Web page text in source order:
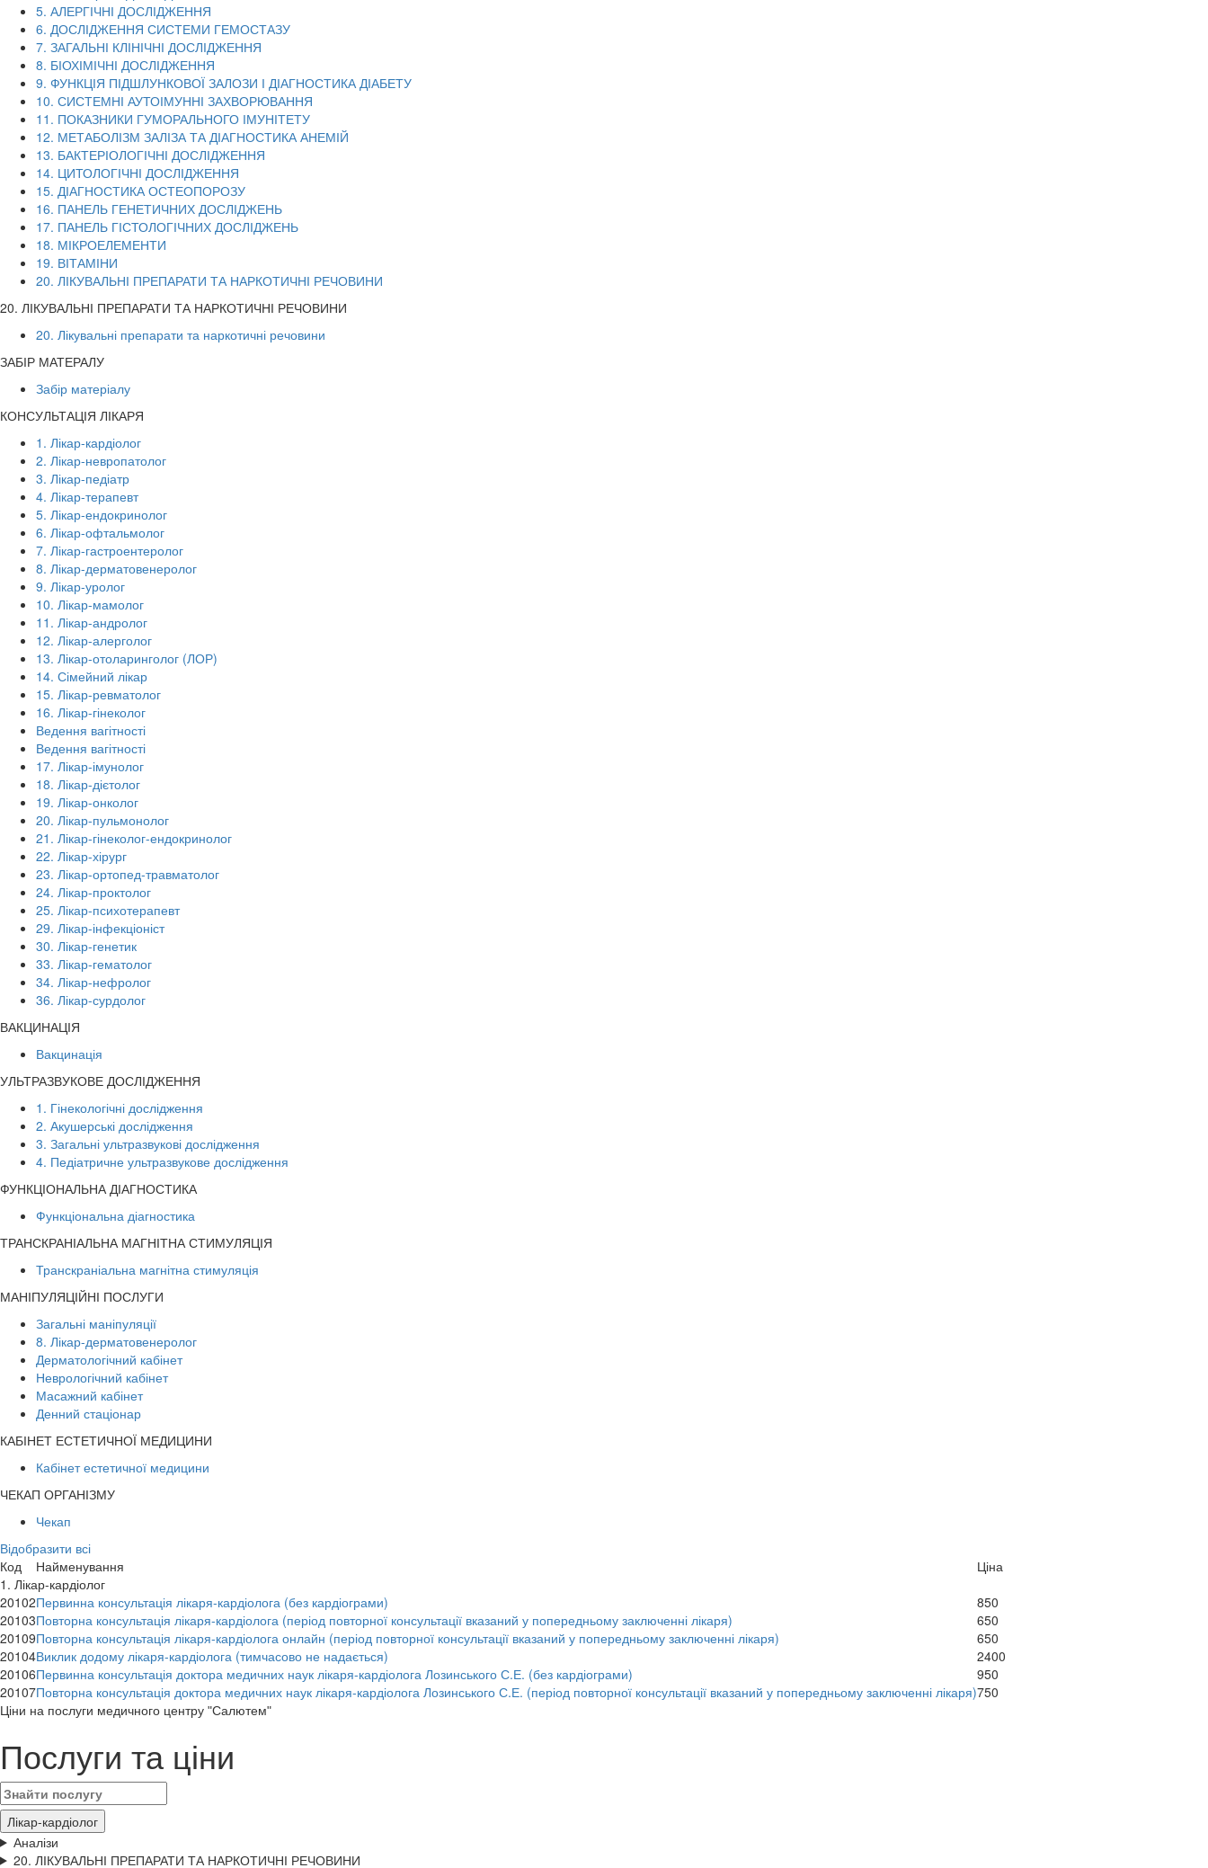
5. АЛЕРГІЧНІ ДОСЛІДЖЕННЯ
6. ДОСЛІДЖЕННЯ СИСТЕМИ ГЕМОСТАЗУ
7. ЗАГАЛЬНІ КЛІНІЧНІ ДОСЛІДЖЕННЯ
8. БІОХІМІЧНІ ДОСЛІДЖЕННЯ
9. ФУНКЦІЯ ПІДШЛУНКОВОЇ ЗАЛОЗИ І ДІАГНОСТИКА ДІАБЕТУ
10. СИСТЕМНІ АУТОІМУННІ ЗАХВОРЮВАННЯ
11. ПОКАЗНИКИ ГУМОРАЛЬНОГО ІМУНІТЕТУ
12. МЕТАБОЛІЗМ ЗАЛІЗА ТА ДІАГНОСТИКА АНЕМІЙ
13. БАКТЕРІОЛОГІЧНІ ДОСЛІДЖЕННЯ
14. ЦИТОЛОГІЧНІ ДОСЛІДЖЕННЯ
15. ДІАГНОСТИКА ОСТЕОПОРОЗУ
16. ПАНЕЛЬ ГЕНЕТИЧНИХ ДОСЛІДЖЕНЬ
17. ПАНЕЛЬ ГІСТОЛОГІЧНИХ ДОСЛІДЖЕНЬ
18. МІКРОЕЛЕМЕНТИ
19. ВІТАМІНИ
20. ЛІКУВАЛЬНІ ПРЕПАРАТИ ТА НАРКОТИЧНІ РЕЧОВИНИ
20. ЛІКУВАЛЬНІ ПРЕПАРАТИ ТА НАРКОТИЧНІ РЕЧОВИНИ
20. Лікувальні препарати та наркотичні речовини
ЗАБІР МАТЕРАЛУ
Забір матеріалу
КОНСУЛЬТАЦІЯ ЛІКАРЯ
1. Лікар-кардіолог
2. Лікар-невропатолог
3. Лікар-педіатр
4. Лікар-терапевт
5. Лікар-ендокринолог
6. Лікар-офтальмолог
7. Лікар-гастроентеролог
8. Лікар-дерматовенеролог
9. Лікар-уролог
10. Лікар-мамолог
11. Лікар-андролог
12. Лікар-алерголог
13. Лікар-отоларинголог (ЛОР)
14. Сімейний лікар
15. Лікар-ревматолог
16. Лікар-гінеколог
Ведення вагітності
Ведення вагітності
17. Лікар-імунолог
18. Лікар-дієтолог
19. Лікар-онколог
20. Лікар-пульмонолог
21. Лікар-гінеколог-ендокринолог
22. Лікар-хірург
23. Лікар-ортопед-травматолог
24. Лікар-проктолог
25. Лікар-психотерапевт
29. Лікар-інфекціоніст
30. Лікар-генетик
33. Лікар-гематолог
34. Лікар-нефролог
36. Лікар-сурдолог
ВАКЦИНАЦІЯ
Вакцинація
УЛЬТРАЗВУКОВЕ ДОСЛІДЖЕННЯ
1. Гінекологічні дослідження
2. Акушерські дослідження
3. Загальні ультразвукові дослідження
4. Педіатричне ультразвукове дослідження
ФУНКЦІОНАЛЬНА ДІАГНОСТИКА
Функціональна діагностика
ТРАНСКРАНІАЛЬНА МАГНІТНА СТИМУЛЯЦІЯ
Транскраніальна магнітна стимуляція
МАНІПУЛЯЦІЙНІ ПОСЛУГИ
Загальні маніпуляції
8. Лікар-дерматовенеролог
Дерматологічний кабінет
Неврологічний кабінет
Масажний кабінет
Денний стаціонар
КАБІНЕТ ЕСТЕТИЧНОЇ МЕДИЦИНИ
Кабінет естетичної медицини
ЧЕКАП ОРГАНІЗМУ
Чекап
Відобразити всі
Код
Найменування
Ціна
1. Лікар-кардіолог
20102Первинна консультація лікаря-кардіолога (без кардіограми)
850
20103Повторна консультація лікаря-кардіолога (період повторної консультації вказаний у попередньому заключенні лікаря)
650
20109Повторна консультація лікаря-кардіолога онлайн (період повторної консультації вказаний у попередньому заключенні лікаря)
650
20104Виклик додому лікаря-кардіолога (тимчасово не надається)
2400
20106Первинна консультація доктора медичних наук лікаря-кардіолога Лозинського С.Е. (без кардіограми)
950
20107Повторна консультація доктора медичних наук лікаря-кардіолога Лозинського С.Е. (період повторної консультації вказаний у попередньому заключенні лікаря)750
Цiни на послуги медичного центру "Салютем"
Послуги та ціни
Лікар-кардіолог
Аналізи
20. ЛІКУВАЛЬНІ ПРЕПАРАТИ ТА НАРКОТИЧНІ РЕЧОВИНИ